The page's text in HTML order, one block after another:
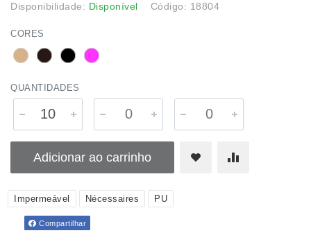
Disponibilidade: Disponível Código: 18804
CORES
QUANTIDADES
Adicionar ao carrinho
Impermeável Nécessaires PU
Compartilhar